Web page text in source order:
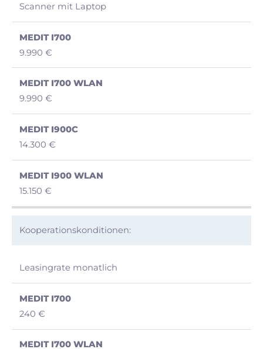
Scanner mit Laptop
9.990 €
9.990 €
14.300 €
15.150 €
Kooperationskonditionen:
Leasingrate monatlich
240 €